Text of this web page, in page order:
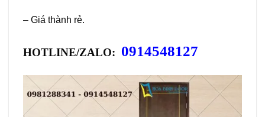
– Giá thành rẻ.
HOTLINE/ZALO: 0914548127